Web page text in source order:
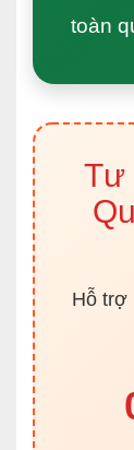
toàn
Tư
Hỗ trợ